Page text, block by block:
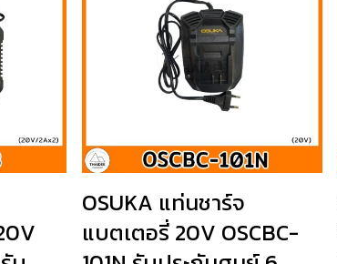
OSUKA แท่นชาร์จ
แบตเตอรี่ 20V OSCBC-